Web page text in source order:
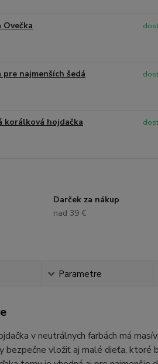
Ovečka
pre najmenších šedá
korálková hojdačka
Darček za nákup
nad 39 €
Parametre
v neutrálnych farbách má
bezpečne vložiť aj malé dieťa,